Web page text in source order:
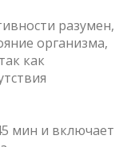
разумен,
организма,
как
мин и включает